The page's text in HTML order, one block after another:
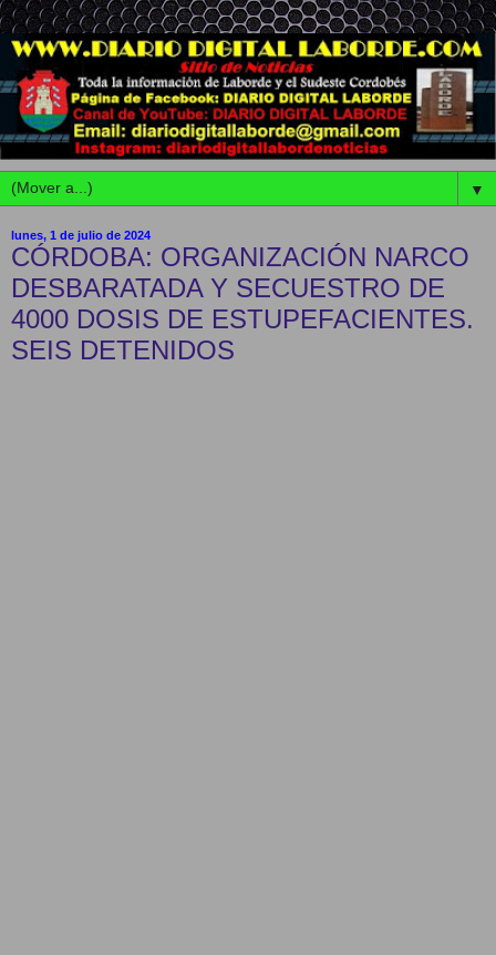
▼
lunes, 1 de julio de 2024
CÓRDOBA: ORGANIZACIÓN NARCO
DESBARATADA Y SECUESTRO DE
4000 DOSIS DE ESTUPEFACIENTES.
SEIS DETENIDOS